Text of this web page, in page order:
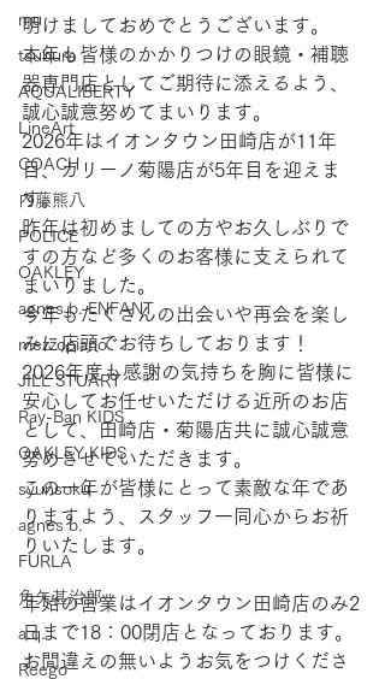
mu
tsubura
AQUALIBERTY
LineArt
COACH
内藤熊八
POLICE
OAKLEY
agnes b. ENFANT
mezzopiano
JILL STUART
Ray-Ban KIDS
OAKLEY KIDS
syunsoku
agnes b.
FURLA
角矢甚治郎
a.q.
Reego
明けましておめでとうございます。
本年も皆様のかかりつけの眼鏡・補聴
器専門店としてご期待に添えるよう、
誠心誠意努めてまいります。
2026年はイオンタウン田崎店が11年
目、カリーノ菊陽店が5年目を迎えま
す。
昨年は初めましての方やお久しぶりで
すの方など多くのお客様に支えられて
まいりました。
今年もたくさんの出会いや再会を楽し
みに店頭でお待ちしております！
2026年度も感謝の気持ちを胸に皆様に
安心してお任せいただける近所のお店
として、田崎店・菊陽店共に誠心誠意
努めさせていただきます。
この一年が皆様にとって素敵な年であ
りますよう、スタッフ一同心からお祈
りいたします。
年始の営業はイオンタウン田崎店のみ2
日まで18：00閉店となっております。
お間違えの無いようお気をつけくださ